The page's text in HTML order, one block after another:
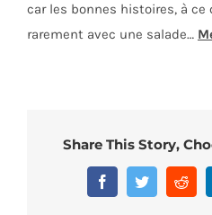
car les bonnes histoires, à ce
rarement avec une salade…
Share This Story,
FacebookTwitter